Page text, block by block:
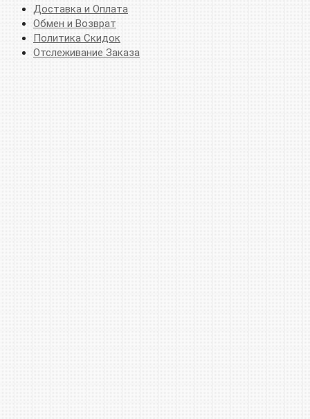
Доставка и Оплата
Обмен и Возврат
Политика Скидок
Отслеживание Заказа